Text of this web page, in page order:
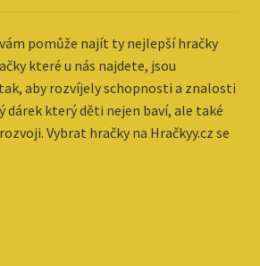
pomůže najít ty nejlepší hračky
které u nás najdete, jsou
aby rozvíjely schopnosti a znalosti
dárek který děti nejen baví, ale také
Vybrat hračky na Hračkyy.cz se